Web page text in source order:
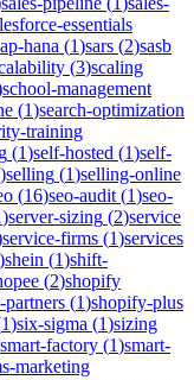
essentials
hana (1)sars (2)sasb
(3)scaling
school-management
(1)search-optimization
training
(1)self-hosted (1)self-
)selling (1)selling-online
(16)seo-audit (1)seo-
)server-sizing (2)service
service-firms (1)services
)shein (1)shift-
(2)shopify
(1)shopify-plus
1)six-sigma (1)sizing
smart-factory (1)smart-
marketing